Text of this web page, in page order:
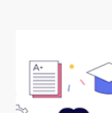
Image